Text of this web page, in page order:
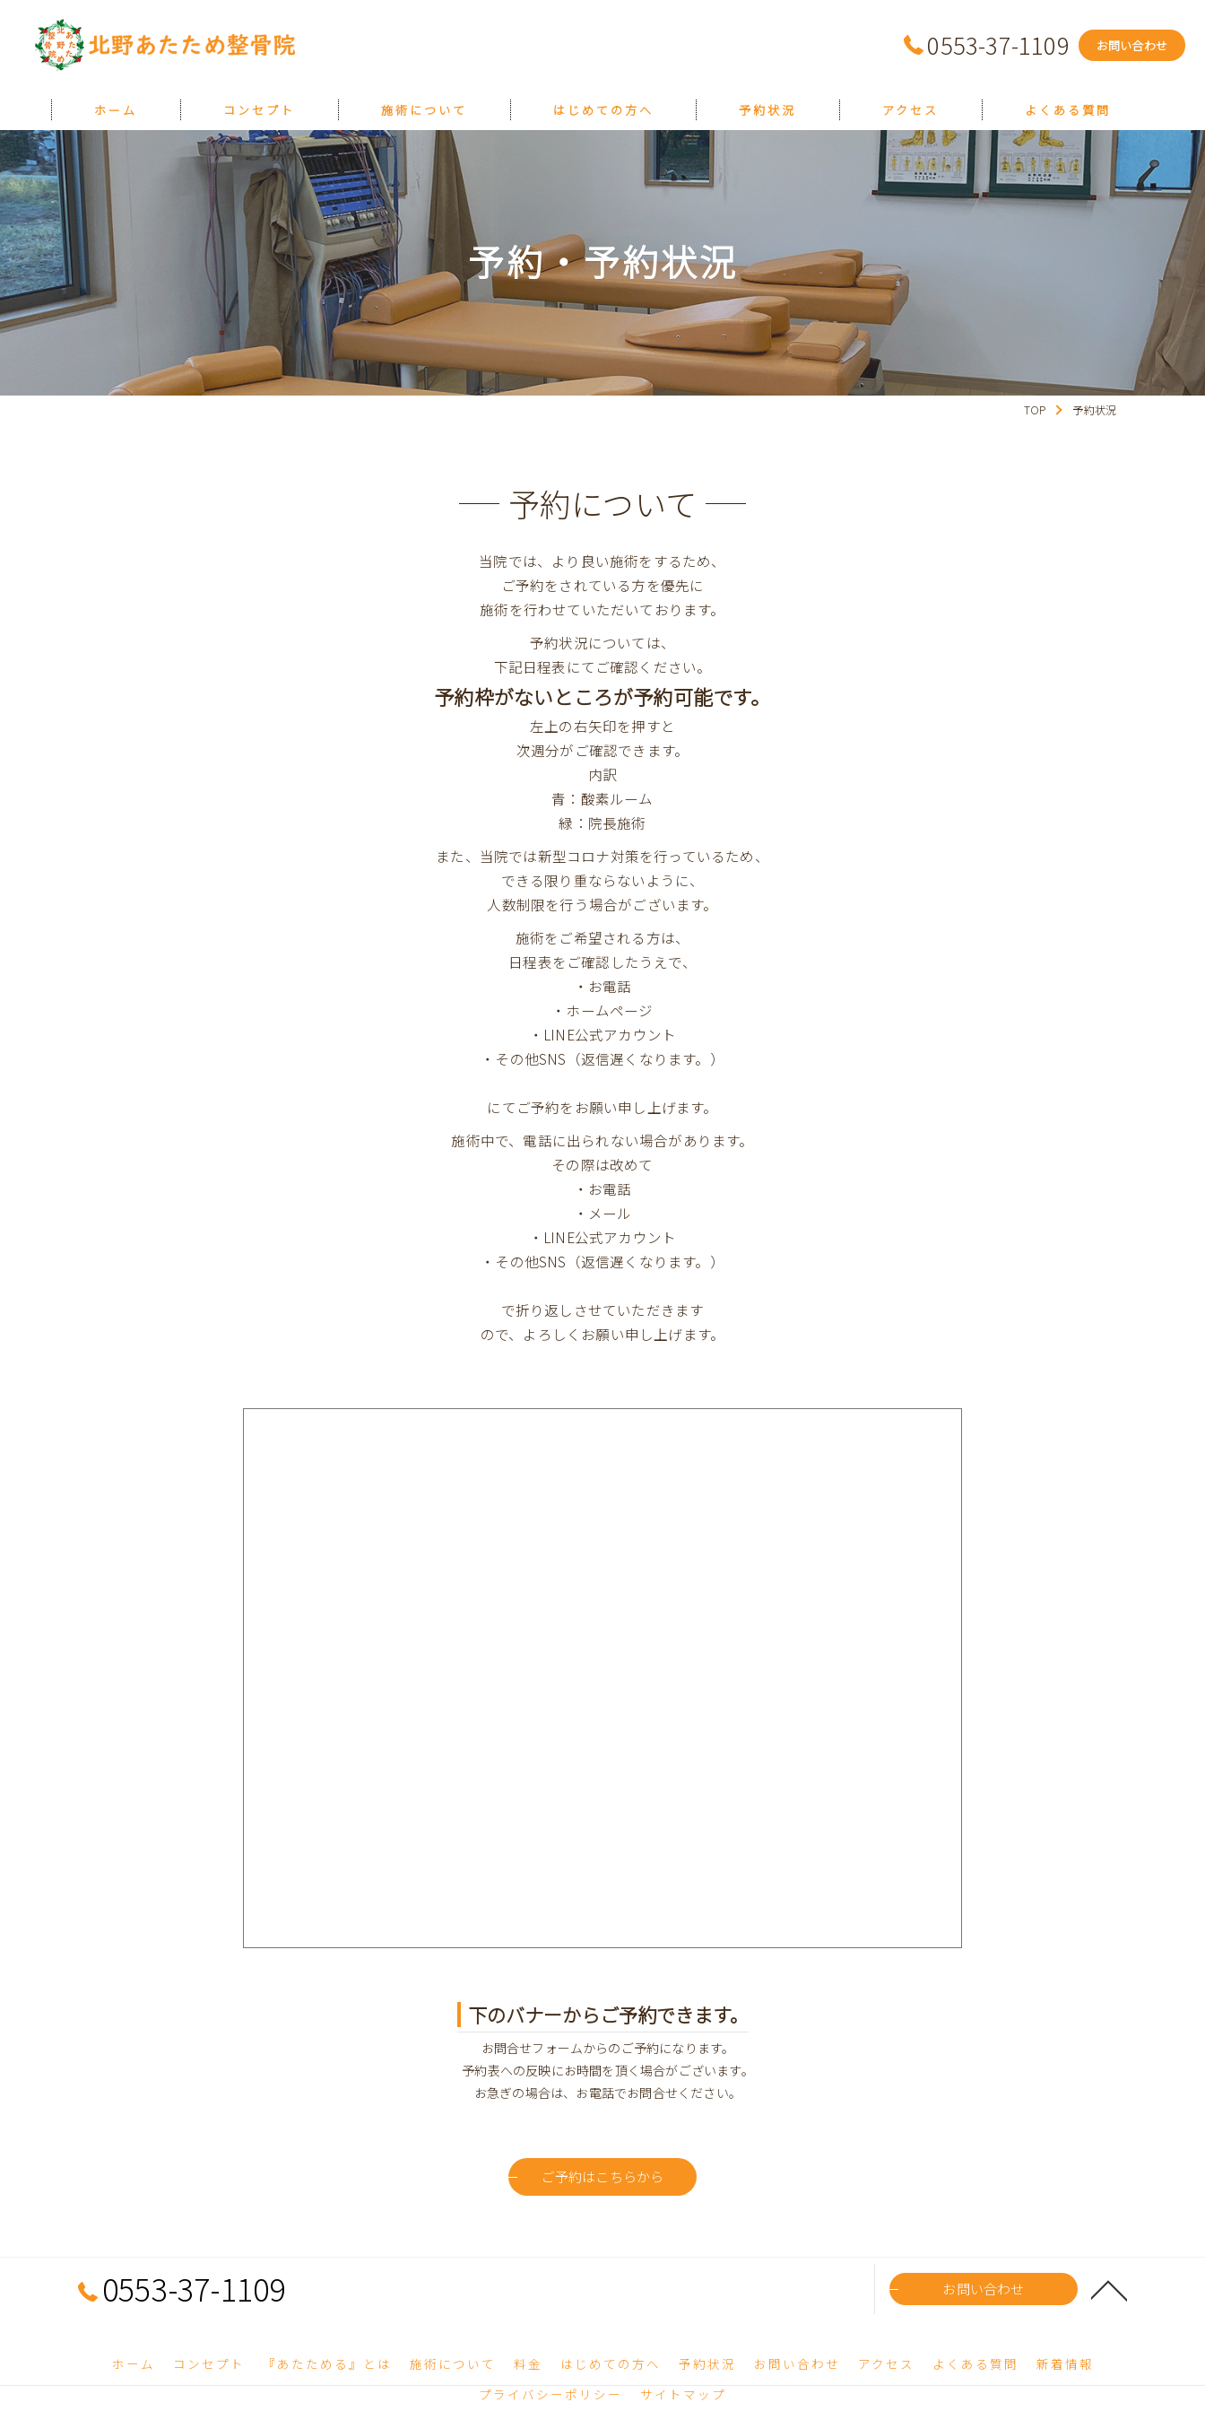
0553-37-1109 お問い合わせ
ホーム コンセプト
『あたためる』とは
施術について
料金
はじめての方へ 予約状況 アクセス よくある質問
予約・予約状況
TOP 予約状況
予約について
当院では、より良い施術をするため、
ご予約をされている方を優先に
施術を行わせていただいております。
予約状況については、
下記日程表にてご確認ください。
予約枠がないところが予約可能です。
左上の右矢印を押すと
次週分がご確認できます。
内訳
青：酸素ルーム
緑：院長施術
また、当院では新型コロナ対策を行っているため、
できる限り重ならないように、
人数制限を行う場合がございます。
施術をご希望される方は、
日程表をご確認したうえで、
・お電話
・ホームページ
・LINE公式アカウント
・その他SNS（返信遅くなります。）
にてご予約をお願い申し上げます。
施術中で、電話に出られない場合があります。
その際は改めて
・お電話
・メール
・LINE公式アカウント
・その他SNS（返信遅くなります。）
で折り返しさせていただきます
ので、よろしくお願い申し上げます。
下のバナーからご予約できます。
お問合せフォームからのご予約になります。
予約表への反映にお時間を頂く場合がございます。
お急ぎの場合は、お電話でお問合せください。
ご予約はこちらから
0553-37-1109 お問い合わせ
ホーム コンセプト 『あたためる』とは 施術について 料金 はじめての方へ 予約状況 お問い合わせ アクセス よくある質問
新着情報
プライバシーポリシー
サイトマップ